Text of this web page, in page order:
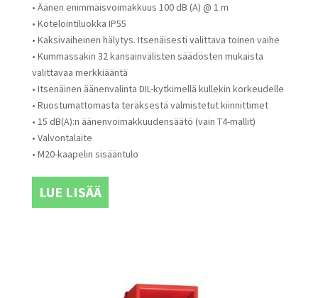
• Äänen enimmäisvoimakkuus 100 dB (A) @ 1 m
• Kotelointiluokka IP55
• Kaksivaiheinen hälytys. Itsenäisesti valittava toinen vaihe
• Kummassakin 32 kansainvälisten säädösten mukaista
valittavaa merkkiääntä
• Itsenäinen äänenvalinta DIL-kytkimellä kullekin korkeudelle
• Ruostumattomasta teräksestä valmistetut kiinnittimet
• 15 dB(A):n äänenvoimakkuudensäätö (vain T4-mallit)
• Valvontalaite
• M20-kaapelin sisääntulo
LUE LISÄÄ